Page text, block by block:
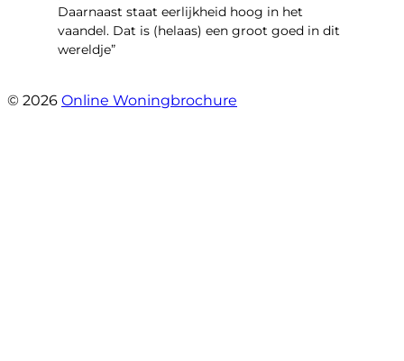
Daarnaast staat eerlijkheid hoog in het
vaandel. Dat is (helaas) een groot goed in dit
wereldje”
© 2026 Online Woningbrochure